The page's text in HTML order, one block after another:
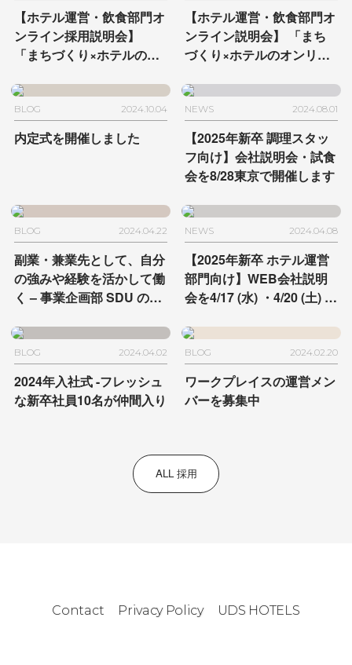
【ホテル運営・飲食部門オ
ンライン採用説明会】
「まちづくり×ホテルのオ
別邸 代田編〜」を11/18に
開催
【ホテル運営・飲食部門オ
ンライン説明会】
「まち
づくり×ホテルのオンリー
HOTEL GINZA編〜」を
10/22に開催
BLOG 2024.10.04
内定式を開催しました
NEWS 2024.08.01
【2025年新卒 調理スタッ
フ向け】会社説明会・試食
会を8/28東京で開催します
BLOG 2024.04.22
副業・兼業先として、 自分
の強みや経験を活かして働
く– 事業企画部 SDU の場
NEWS 2024.04.08
【2025年新卒 ホテル運営
部門向け】WEB会社説明
会を4/17 (水) ・4/20 (土) ・
BLOG 2024.04.02
2024年入社式-フレッシュ
な新卒社員10名が仲間入り
BLOG 2024.02.20
ワークプレイスの運営メン
バーを募集中
ALL 採用
Contact Privacy Policy UDS HOTELS